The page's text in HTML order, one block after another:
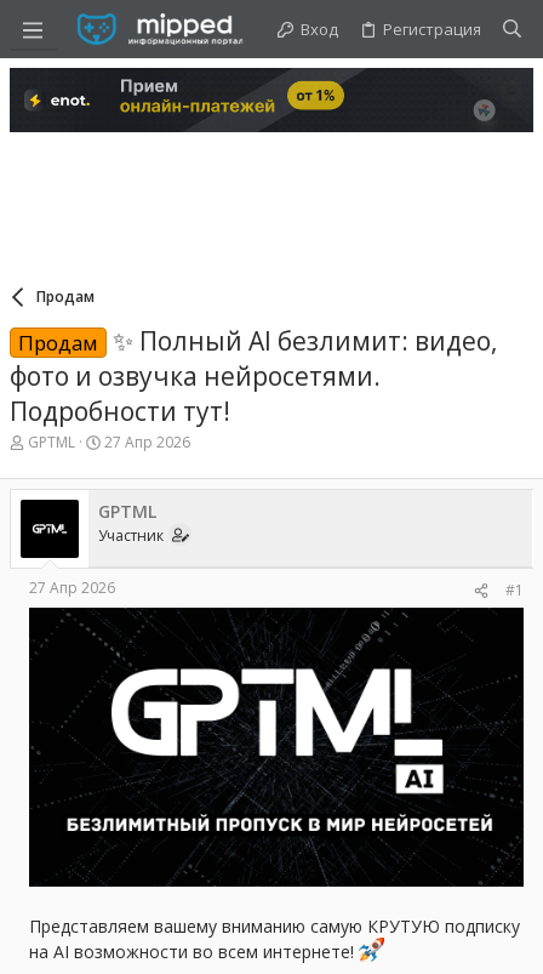
Вход Регистрация
Продам
Продам
✨ Полный AI безлимит: видео,
фото и озвучка нейросетями.
Подробности тут!
А
т
о
е
ы
GPTML
Д
т
н
а
л
а
27 Апр 2026
GPTML
Участник
27 Апр 2026 #1
Представляем вашему вниманию самую КРУТУЮ подписку
на AI возможности во всем интернете!